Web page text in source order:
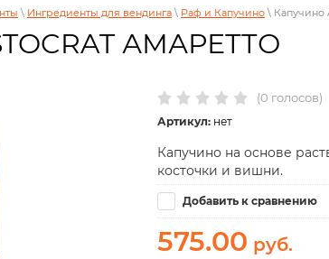
\ Ингредиенты для вендинга \ Раф и Капучино \ Капучино
АМАРЕТТО
(0 голосов)
Артикул: нет
Капучино на основе
косточки и вишни.
Добавить к сравнению
575.00 руб.